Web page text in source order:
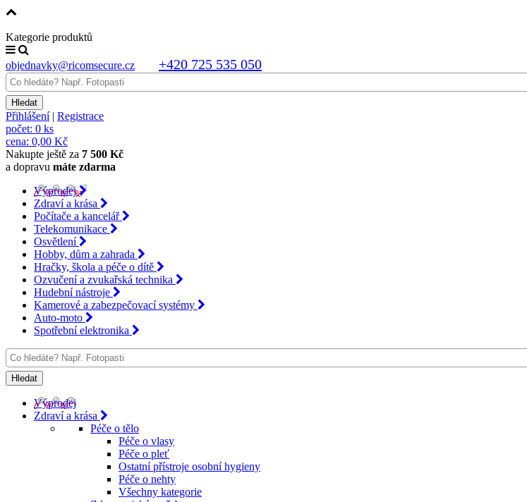
Kategorie produktů
objednavky@ricomsecure.cz +420 725 535 050
Přihlášení| Registrace
počet: 0 ks
cena: 0,00 Kč
Nakupte ještě za 7 500 Kč
a dopravu máte zdarma
Výprodej
Zdraví a krása
Počítače a kancelář
Telekomunikace
Osvětlení
Hobby, dům a zahrada
Hračky, škola a péče o dítě
Ozvučení a zvukařská technika
Hudební nástroje
Kamerové a zabezpečovací systémy
Auto-moto
Spotřební elektronika
Výprodej
Zdraví a krása
Péče o tělo
Péče o vlasy
Péče o pleť
Ostatní přístroje osobní hygieny
Péče o nehty
Všechny kategorie